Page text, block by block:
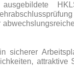
sicherer